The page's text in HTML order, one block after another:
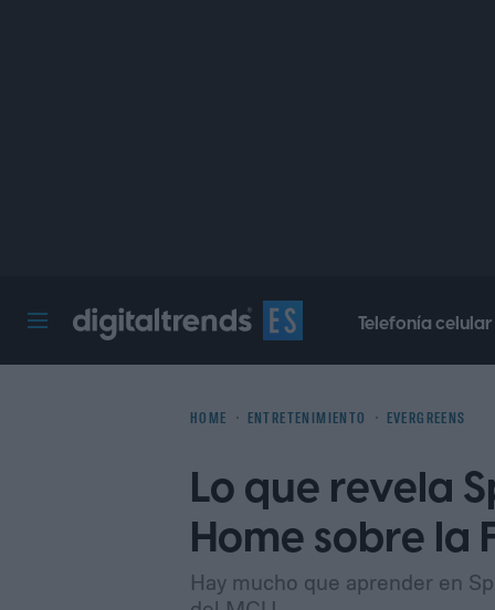
Telefonía celular
HOME ENTRETENIMIENTO EVERGREENS
Lo que revela
Home sobre la
Hay mucho que aprender en